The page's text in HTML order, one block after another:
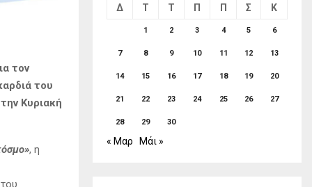
τον
του
Κυριακή
, η
Δ Τ Τ Π Π Σ Κ
1 2 3 4 5 6
7 8 9 10 11 12 13
14 15 16 17 18 19 20
21 22 23 24 25 26 27
28 29 30
« Μαρ Μάι »